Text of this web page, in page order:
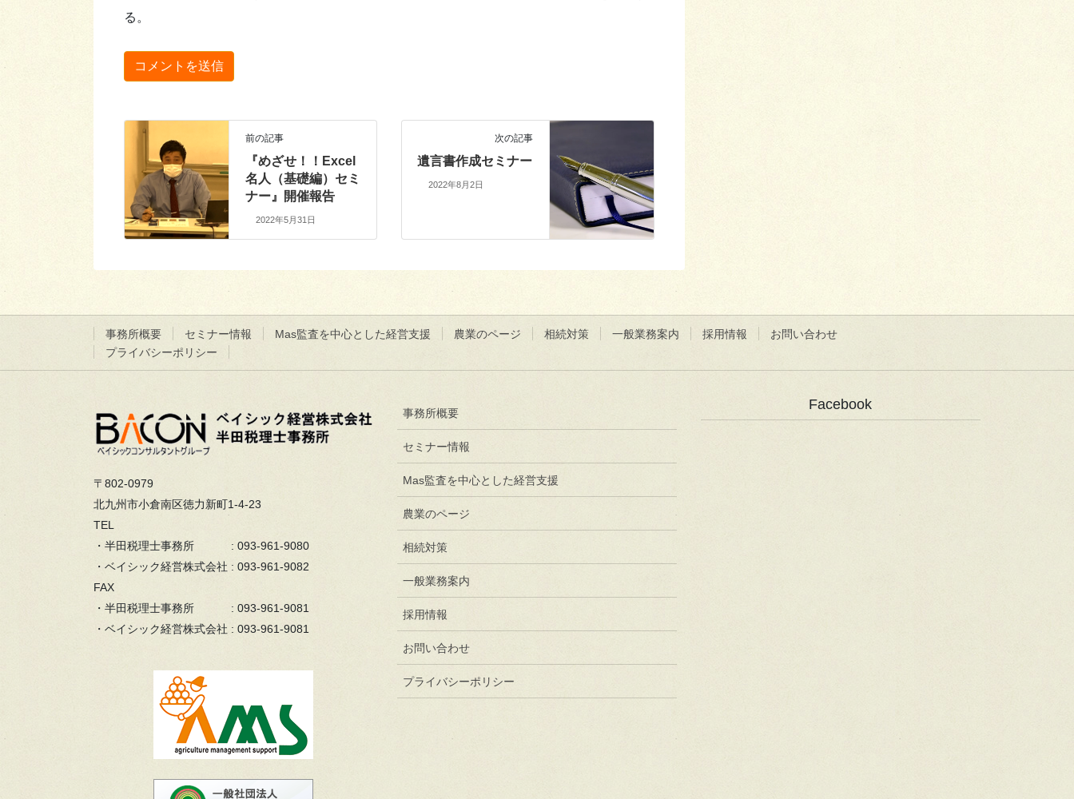
る。
前の記事
『めざせ！！Excel
名人（基礎編）セミ
ナー』開催報告
2022年5月31日
次の記事
遺言書作成セミナー
2022年8月2日
事務所概要 セミナー情報 Mas監査を中心とした経営支援 農業のページ 相続対策 一般業務案内 採用情報
お問い合わせ
プライバシーポリシー
〒802-0979
北九州市小倉南区徳力新町1-4-23
TEL
・半田税理士事務所 : 093-961-9080
・ベイシック経営株式会社 : 093-961-9082
FAX
・半田税理士事務所 : 093-961-9081
・ベイシック経営株式会社 : 093-961-9081
事務所概要
セミナー情報
Mas監査を中心とした経営支援
農業のページ
相続対策
一般業務案内
採用情報
お問い合わせ
プライバシーポリシー
Facebook